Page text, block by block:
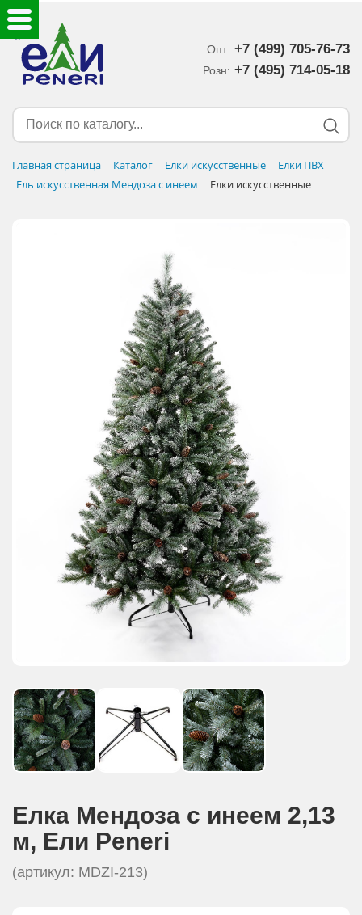
Опт: +7 (499) 705-76-73
Розн: +7 (495) 714-05-18‬
Главная страница Каталог Елки искусственные
Елки ПВХ
Ель искусственная Мендоза с инеем
Елки искусственные
Елка Мендоза с инеем 2,13
м, Eли Peneri
(артикул: MDZI-213)
ЕЛКИ ИСКУССТВЕННЫЕ
ЕЛОЧНЫЕ УКРАШЕНИЯ
НОВОГОДНИЙ ДЕКОР
АКЦИИ И ПОДАРКИ
О КОМПАНИИ
ПАРТНЕРАМ
КОНТАКТЫ
СЕРТИФИКАТЫ